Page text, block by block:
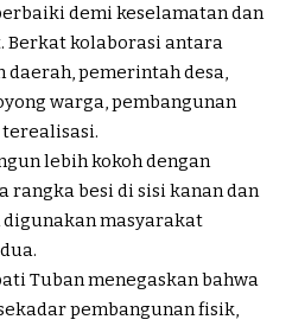
demi keselamatan dan
Berkat kolaborasi antara
daerah, pemerintah desa,
warga, pembangunan
lebih kokoh dengan
rangka besi di sisi kanan dan
masyarakat
Tuban menegaskan bahwa
pembangunan fisik,